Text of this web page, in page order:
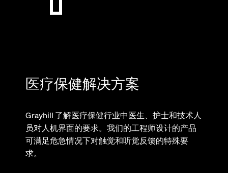
医疗保健解决方案
Grayhill 了解医疗保健行业中医生、护士和技术人
员对人机界面的要求。我们的工程师设计的产品
可满足危急情况下对触觉和听觉反馈的特殊要
求。